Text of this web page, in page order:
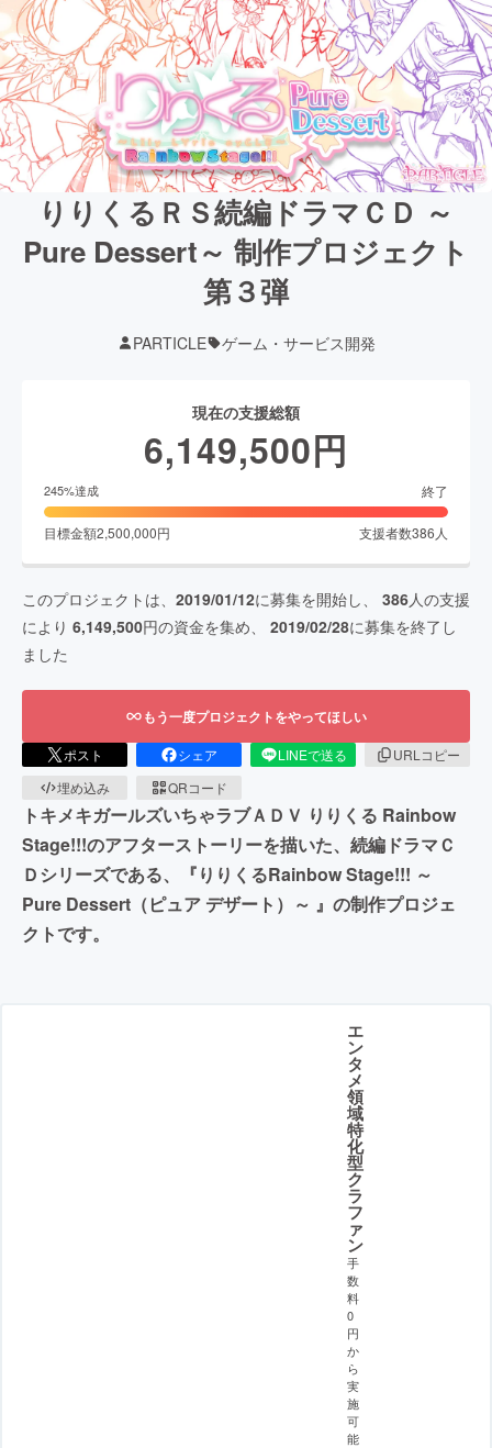
りりくるＲＳ続編ドラマＣＤ ～
Pure Dessert～ 制作プロジェクト
第３弾
PARTICLE ゲーム・サービス開発
現在の支援総額
6,149,500円
245%達成 終了
目標金額2,500,000円 支援者数386 人
このプロジェクトは、 2019/01/12に募集を開始し、 386人の支援
により 6,149,500円の資金を集め、 2019/02/28に募集を終了し
ました
もう一度プロジェクトをやってほしい
ポスト シェア LINEで送る
URLコピー
埋め込み
QRコード
トキメキガールズいちゃラブＡＤＶ りりくる Rainbow
Stage!!!のアフターストーリーを描いた、続編ドラマＣ
Ｄシリーズである、『りりくるRainbow Stage!!! ～
Pure Dessert（ピュア デザート）～ 』の制作プロジェ
クトです。
エ
ン
タ
メ
領
域
特
化
型
ク
ラ
フ
ァ
ン
手
数
料
0
円
か
ら
実
施
可
能